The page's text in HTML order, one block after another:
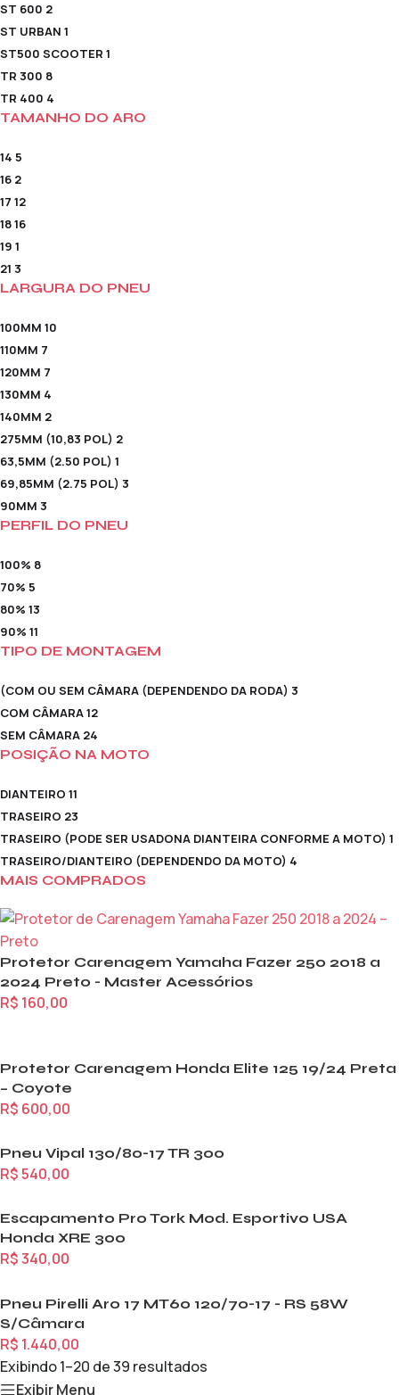
ST 600 2
ST URBAN 1
ST500 SCOOTER 1
TR 300 8
TR 400 4
TAMANHO DO ARO
14 5
16 2
17 12
1816
19 1
21 3
LARGURA DO PNEU
100MM 10
110MM 7
120MM 7
130MM 4
140MM 2
275MM (10,83 POL) 2
63,5MM (2.50 POL) 1
69,85MM (2.75 POL) 3
90MM 3
PERFIL DO PNEU
100% 8
70% 5
80% 13
90% 11
TIPO DE MONTAGEM
(COM OU SEM CÂMARA (DEPENDENDO DA RODA) 3
COM CÂMARA12
SEM CÂMARA 24
POSIÇÃO NA MOTO
DIANTEIRO 11
TRASEIRO 23
TRASEIRO (PODE SER USADONA DIANTEIRA CONFORME A MOTO) 1
TRASEIRO/DIANTEIRO (DEPENDENDO DA MOTO) 4
MAIS COMPRADOS
Protetor Carenagem Yamaha Fazer 250 2018 a
2024 Preto - Master Acessórios
R$ 160,00
Protetor Carenagem Honda Elite 125 19/24 Preta
– Coyote
R$ 600,00
Pneu Vipal 130/80-17 TR 300
R$540,00
Escapamento Pro Tork Mod. Esportivo USA
Honda XRE 300
R$340,00
Pneu Pirelli Aro 17 MT60 120/70-17 - RS 58W
S/Câmara
R$ 1.440,00
Exibindo 1–20 de 39 resultados
Exibir Menu